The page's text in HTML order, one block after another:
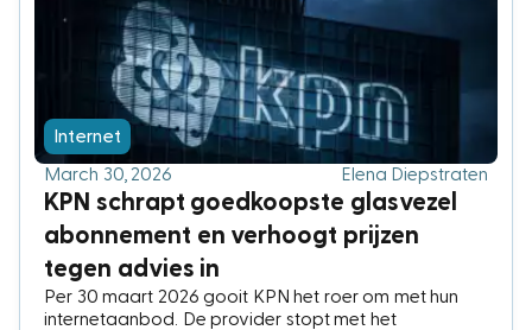
Internet
March 30, 2026
Elena Diepstraten
KPN schrapt goedkoopste glasvezel
abonnement en verhoogt prijzen
tegen advies in
Per 30 maart 2026 gooit KPN het roer om met hun
internetaanbod. De provider stopt met het